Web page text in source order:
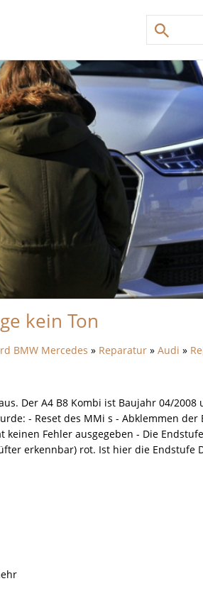
kein Ton
BMW Mercedes » Reparatur » Audi »
Der A4 B8 Kombi ist Baujahr 04/
- Reset des MMi s - Abklemmen
Fehler ausgegeben - Die
erkennbar) rot. Ist hier die Endstufe